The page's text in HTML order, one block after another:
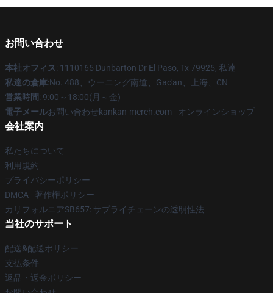
お問い合わせ
本社オフィス: 1110165 Dunbarton Dr El Paso, Tx 79925, 私達
私達の倉庫:No. 488、ウーニング南道、Gao'an、上海、CN
営業時間: 9:00～18:00(月～金)
電子メールお問い合わせkankan-merch.com - オンラインショップ
会社案内
私たちについて
利用規約
プライバシーポリシー
DMCA - 著作権ポリシー
カリフォルニアSB657: サプライチェーンの透明性法
当社のサポート
配送&配送ポリシー
支払条件
返品・返金ポリシー